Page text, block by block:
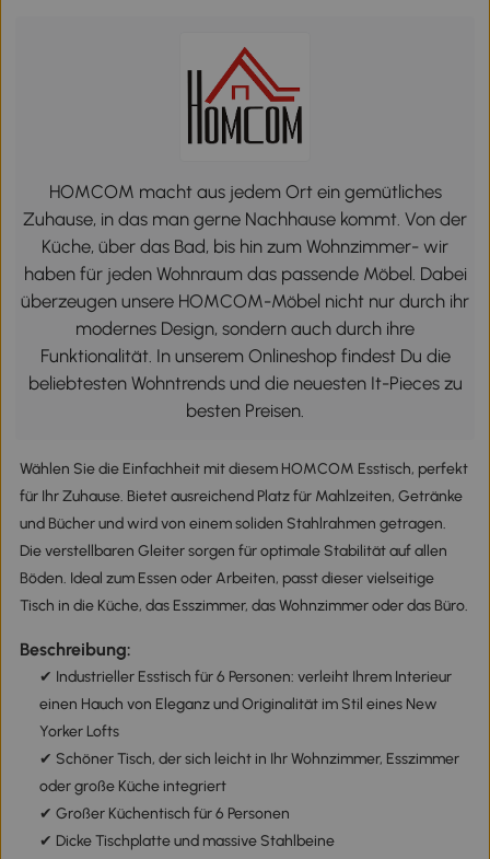
HOMCOM macht aus jedem Ort ein gemütliches
Zuhause, in das man gerne Nachhause kommt. Von der
Küche, über das Bad, bis hin zum Wohnzimmer- wir
haben für jeden Wohnraum das passende Möbel. Dabei
überzeugen unsere HOMCOM-Möbel nicht nur durch ihr
modernes Design, sondern auch durch ihre
Funktionalität. In unserem Onlineshop findest Du die
beliebtesten Wohntrends und die neuesten It-Pieces zu
besten Preisen.
Wählen Sie die Einfachheit mit diesem HOMCOM Esstisch, perfekt
für Ihr Zuhause. Bietet ausreichend Platz für Mahlzeiten, Getränke
und Bücher und wird von einem soliden Stahlrahmen getragen.
Die verstellbaren Gleiter sorgen für optimale Stabilität auf allen
Böden. Ideal zum Essen oder Arbeiten, passt dieser vielseitige
Tisch in die Küche, das Esszimmer, das Wohnzimmer oder das Büro.
Beschreibung:
✔ Industrieller Esstisch für 6 Personen: verleiht Ihrem Interieur
einen Hauch von Eleganz und Originalität im Stil eines New
Yorker Lofts
✔ Schöner Tisch, der sich leicht in Ihr Wohnzimmer, Esszimmer
oder große Küche integriert
✔ Großer Küchentisch für 6 Personen
✔ Dicke Tischplatte und massive Stahlbeine